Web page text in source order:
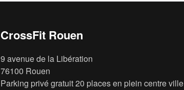
CrossFit Rouen
9 avenue de la Libération
76100 Rouen
Parking privé gratuit 20 places en plein centre ville